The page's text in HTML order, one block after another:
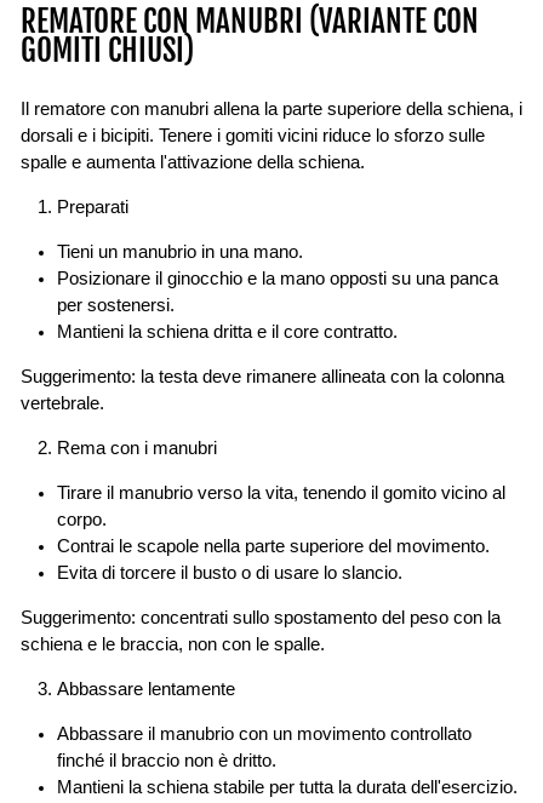
REMATORE CON MANUBRI (VARIANTE CON
GOMITI CHIUSI)
Il rematore con manubri allena la parte superiore della schiena, i
dorsali e i bicipiti. Tenere i gomiti vicini riduce lo sforzo sulle
spalle e aumenta l'attivazione della schiena.
Preparati
Tieni un manubrio in una mano.
Posizionare il ginocchio e la mano opposti su una panca
per sostenersi.
Mantieni la schiena dritta e il core contratto.
Suggerimento: la testa deve rimanere allineata con la colonna
vertebrale.
Rema con i manubri
Tirare il manubrio verso la vita, tenendo il gomito vicino al
corpo.
Contrai le scapole nella parte superiore del movimento.
Evita di torcere il busto o di usare lo slancio.
Suggerimento: concentrati sullo spostamento del peso con la
schiena e le braccia, non con le spalle.
Abbassare lentamente
Abbassare il manubrio con un movimento controllato
finché il braccio non è dritto.
Mantieni la schiena stabile per tutta la durata dell'esercizio.